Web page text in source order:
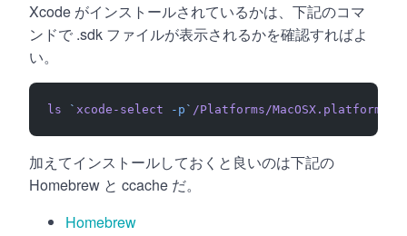
Xcode がインストールされているかは、下記のコマ
ンドで .sdk ファイルが表示されるかを確認すればよ
い。
ls ` xcode-select -p ` /Platforms/MacOSX.platform/
加えてインストールしておくと良いのは下記の
Homebrew と ccache だ。
Homebrew